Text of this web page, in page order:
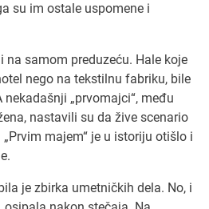
su im ostale uspomene i
na samom preduzeću. Hale koje
nego na tekstilnu fabriku, bile
„prvomajci“, među
nastavili su da žive scenario
majem“ je u istoriju otišlo i
je zbirka umetničkih dela. No, i